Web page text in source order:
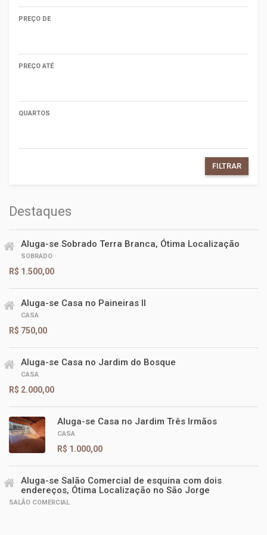
PREÇO DE
PREÇO ATÉ
QUARTOS
FILTRAR
Destaques
Aluga-se Sobrado Terra Branca, Ótima Localização
SOBRADO
R$ 1.500,00
Aluga-se Casa no Paineiras II
CASA
R$ 750,00
Aluga-se Casa no Jardim do Bosque
CASA
R$ 2.000,00
Aluga-se Casa no Jardim Três Irmãos
CASA
R$ 1.000,00
Aluga-se Salão Comercial de esquina com dois
endereços, Ótima Localização no São Jorge
SALÃO COMERCIAL